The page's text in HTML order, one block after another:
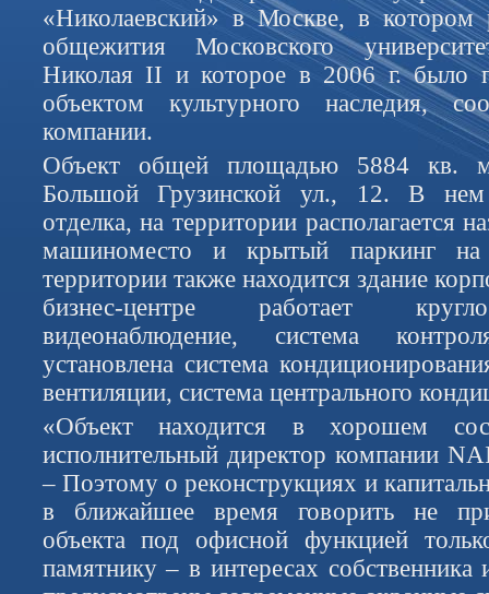
«Николаевский» в Москве, в котором
общежития Московского
Николая II и которое в 2006 г. было
объектом культурного наследия,
компании.
Объект общей площадью 5884 кв.
Большой Грузинской ул., 12. В нем
отделка, на территории располагается
машиноместо и крытый паркинг
территории также находится здание
бизнес-центре работает
видеонаблюдение, система
установлена система
вентиляции, система центрального
«Объект находится в хорошем
исполнительный директор компании
– Поэтому о реконструкциях и
в ближайшее время говорить не
объекта под офисной функцией
памятнику – в интересах собственника